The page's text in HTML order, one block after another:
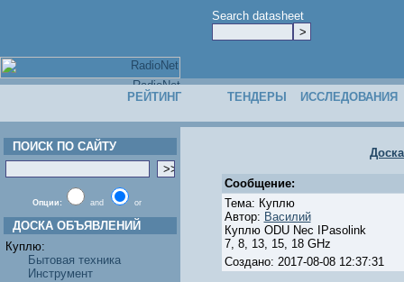
Search datasheet
РЕЙТИНГ ТЕНДЕРЫ ИССЛЕДОВАНИЯ
ПОИСК ПО САЙТУ
Опции: and or
ДОСКА ОБЪЯВЛЕНИЙ
Куплю:
Бытовая техника
Инструмент
Сообщение:
Тема: Куплю
Автор: Василий
Куплю ODU Nec IPasolink
7, 8, 13, 15, 18 GHz
Создано: 2017-08-08 12:37:31